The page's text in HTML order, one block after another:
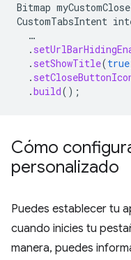
Bitmap
CustomTabsIntent
…
.
. setShowTitle(true
.
.build();
Cómo
personalizado
Puedes establecer tu
cuando inicies tu
manera, puedes